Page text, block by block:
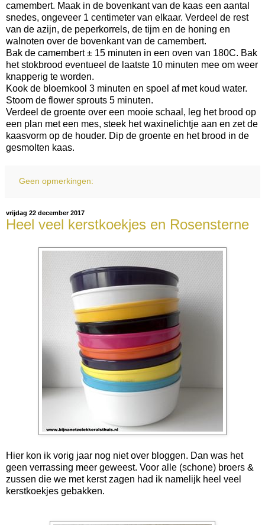
camembert. Maak in de bovenkant van de kaas een aantal
snedes, ongeveer 1 centimeter van elkaar. Verdeel de rest
van de azijn, de peperkorrels, de tijm en de honing en
walnoten over de bovenkant van de camembert.
Bak de camembert ± 15 minuten in een oven van 180C. Bak
het stokbrood eventueel de laatste 10 minuten mee om weer
knapperig te worden.
Kook de bloemkool 3 minuten en spoel af met koud water.
Stoom de flower sprouts 5 minuten.
Verdeel de groente over een mooie schaal, leg het brood op
een plan met een mes, steek het waxinelichtje aan en zet de
kaasvorm op de houder. Dip de groente en het brood in de
gesmolten kaas.
Geen opmerkingen:
vrijdag 22 december 2017
Heel veel kerstkoekjes en Rosensterne
Hier kon ik vorig jaar nog niet over bloggen. Dan was het
geen verrassing meer geweest. Voor alle (schone) broers &
zussen die we met kerst zagen had ik namelijk heel veel
kerstkoekjes gebakken.